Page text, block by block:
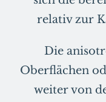
relativ zur
Die
Oberflächen
weiter von